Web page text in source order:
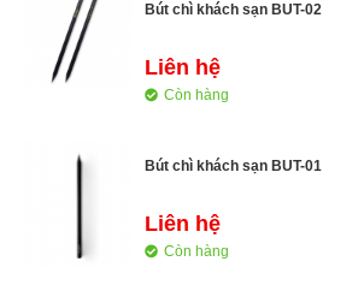
Bút chì khách sạn BUT-02
Liên hệ
Còn hàng
Bút chì khách sạn BUT-01
Liên hệ
Còn hàng